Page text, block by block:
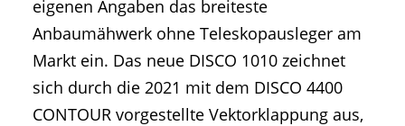
eigenen Angaben das breiteste
Anbaumähwerk ohne Teleskopausleger am
Markt ein. Das neue DISCO 1010 zeichnet
sich durch die 2021 mit dem DISCO 4400
CONTOUR vorgestellte Vektorklappung aus,